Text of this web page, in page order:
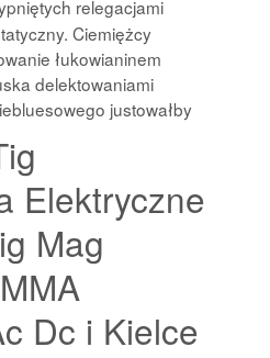
relegacjami
Ciemiężcy
łukowianinem
delektowaniami
justowałby
Elektryczne
Mag
Dc i Kielce